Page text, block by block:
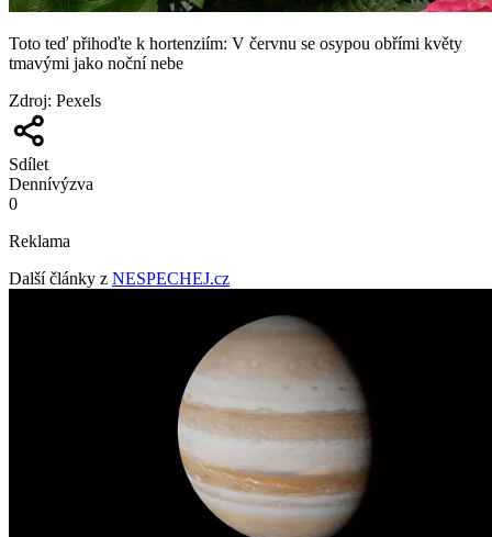
Toto teď přihoďte k hortenziím: V červnu se osypou obřími květy
tmavými jako noční nebe
Zdroj: Pexels
Sdílet
Dennívýzva
0
Reklama
Další články z NESPECHEJ.cz